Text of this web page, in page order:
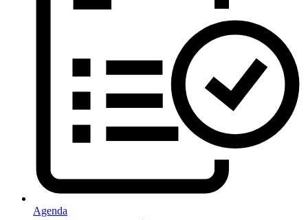
Agenda